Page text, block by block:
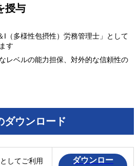
授与
I（多様性包摂性）労務管理士」として
す
レベルの能力担保、対外的な信頼性の
ダウンロード
してご利用
ダウンロー